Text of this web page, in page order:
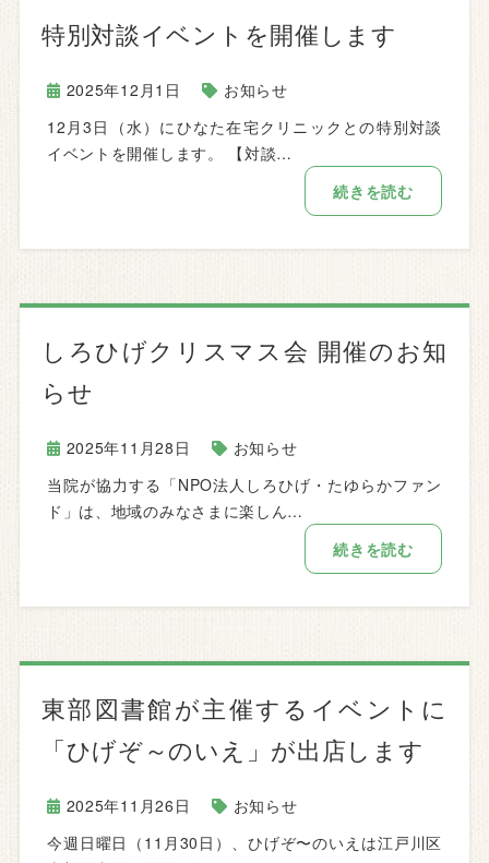
特別対談イベントを開催します
2025年12月1日
お知らせ
12月3日（水）にひなた在宅クリニックとの特別対談
イベントを開催します。 【対談…
続きを読む
しろひげクリスマス会 開催のお知
らせ
2025年11月28日
お知らせ
当院が協力する「NPO法人しろひげ・たゆらかファン
ド」は、地域のみなさまに楽しん…
続きを読む
東部図書館が主催するイベントに
「ひげぞ～のいえ」が出店します
2025年11月26日
お知らせ
今週日曜日（11月30日）、ひげぞ〜のいえは江戸川区